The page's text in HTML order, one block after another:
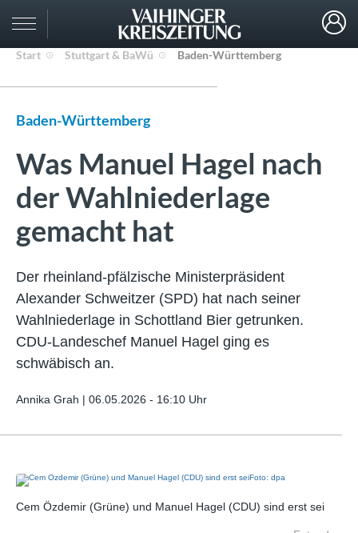
Start Stuttgart & BaWü Baden-Württemberg
Baden-Württemberg
Was Manuel Hagel nach
der Wahlniederlage
gemacht hat
Der rheinland-pfälzische Ministerpräsident
Alexander Schweitzer (SPD) hat nach seiner
Wahlniederlage in Schottland Bier getrunken.
CDU-Landeschef Manuel Hagel ging es
schwäbisch an.
Annika Grah | 06.05.2026 - 16:10 Uhr
Cem Özdemir (Grüne) und Manuel Hagel (CDU) sind erst sei